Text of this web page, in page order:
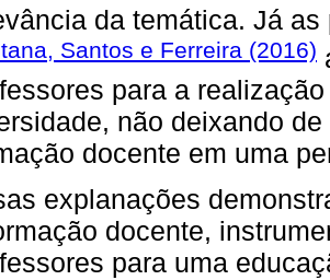
da temática. Já
Santos e Ferreira (2016)
para a
não deixando
docente em uma
explanações
docente,
para uma